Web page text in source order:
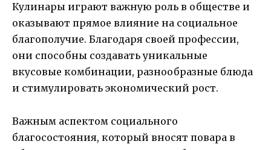
Кулинары играют важную роль в обществе и
оказывают прямое влияние на социальное
благополучие. Благодаря своей профессии,
они способны создавать уникальные
вкусовые комбинации, разнообразные блюда
и стимулировать экономический рост.
Важным аспектом социального
благосостояния, который вносят повара в